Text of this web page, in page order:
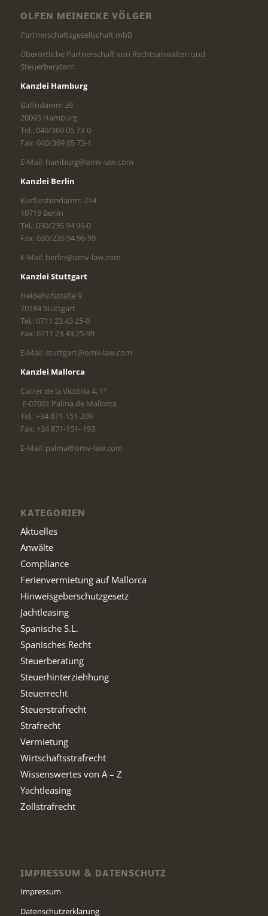
OLFEN MEINECKE VÖLGER
Partnerschaftsgesellschaft mbB
Überörtliche Partnerschaft von Rechtsanwälten und
Steuerberatern
Kanzlei Hamburg
Ballindamm 39
20095 Hamburg
Tel.: 040/369 05 73-0
Fax: 040/369 05 73-1
E-Mail: hamburg@omv-law.com
Kanzlei Berlin
Kurfürstendamm 214
10719 Berlin
Tel.: 030/235 94 96-0
Fax: 030/235 94 96-99
E-Mail: berlin@omv-law.com
Kanzlei Stuttgart
Heidehofstraße 9
70184 Stuttgart
Tel.: 0711 23 43 25-0
Fax: 0711 23 43 25-99
E-Mail: stuttgart@omv-law.com
Kanzlei Mallorca
Carrer de la Victòria 4, 1°
E-07001 Palma de Mallorca
Tel.: +34 871-151-209
Fax: +34 871-151- 193
E-Mail: palma@omv-law.com
KATEGORIEN
Aktuelles
Anwälte
Compliance
Ferienvermietung auf Mallorca
Hinweisgeberschutzgesetz
Jachtleasing
Spanische S.L.
Spanisches Recht
Steuerberatung
Steuerhinterziehhung
Steuerrecht
Steuerstrafrecht
Strafrecht
Vermietung
Wirtschaftsstrafrecht
Wissenswertes von A – Z
Yachtleasing
Zollstrafrecht
IMPRESSUM & DATENSCHUTZ
Impressum
Datenschutzerklärung